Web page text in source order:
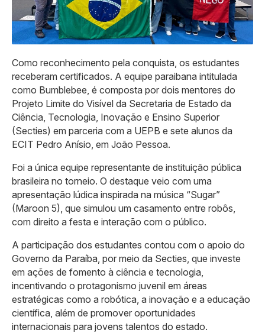
Como reconhecimento pela conquista, os estudantes
receberam certificados. A equipe paraibana intitulada
como Bumblebee, é composta por dois mentores do
Projeto Limite do Visível da Secretaria de Estado da
Ciência, Tecnologia, Inovação e Ensino Superior
(Secties) em parceria com a UEPB e sete alunos da
ECIT Pedro Anísio, em João Pessoa.
Foi a única equipe representante de instituição pública
brasileira no torneio. O destaque veio com uma
apresentação lúdica inspirada na música “Sugar”
(Maroon 5), que simulou um casamento entre robôs,
com direito a festa e interação com o público.
A participação dos estudantes contou com o apoio do
Governo da Paraíba, por meio da Secties, que investe
em ações de fomento à ciência e tecnologia,
incentivando o protagonismo juvenil em áreas
estratégicas como a robótica, a inovação e a educação
científica, além de promover oportunidades
internacionais para jovens talentos do estado.